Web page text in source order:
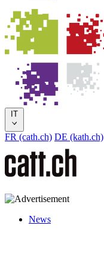
IT
FR (cath.ch) DE (kath.ch)
News